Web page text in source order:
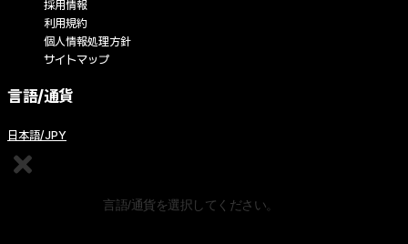
採用情報
利用規約
個人情報処理方針
サイトマップ
言語/通貨
日本語/JPY
言語/通貨を選択してください。